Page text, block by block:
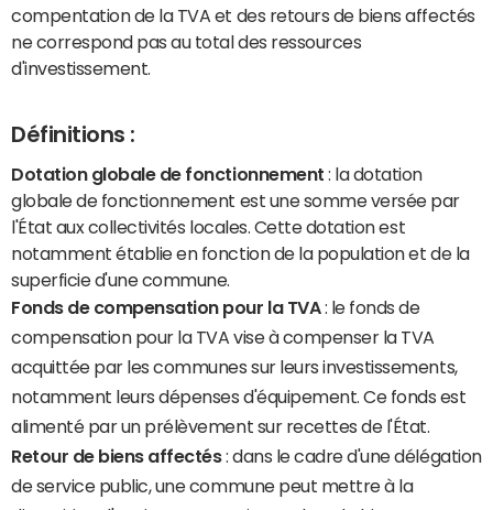
compentation de la TVA et des retours de biens affectés
ne correspond pas au total des ressources
d'investissement.
Définitions :
Dotation globale de fonctionnement : la dotation
globale de fonctionnement est une somme versée par
l'État aux collectivités locales. Cette dotation est
notamment établie en fonction de la population et de la
superficie d'une commune.
Fonds de compensation pour la TVA: le fonds de
compensation pour la TVA vise à compenser la TVA
acquittée par les communes sur leurs investissements,
notamment leurs dépenses d'équipement. Ce fonds est
alimenté par un prélèvement sur recettes de l'État.
Retour de biens affectés: dans le cadre d'une délégation
de service public, une commune peut mettre à la